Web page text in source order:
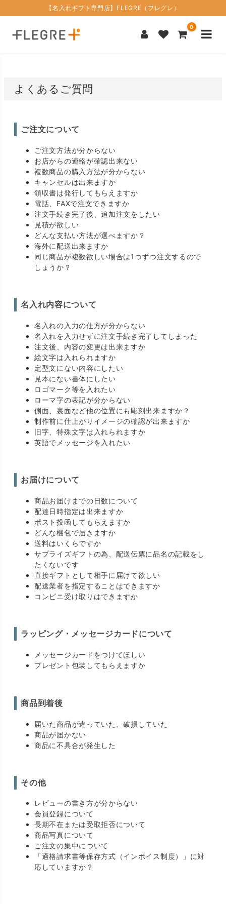
【名入れギフト専門店】FLEGRE（フレグレ）
0
よくあるご質問
ご注文について
ご注文方法が分からない
お店からの連絡が確認出来ない
複数商品の購入方法が分からない
キャンセルは出来ますか
領収書は発行してもらえますか
電話、FAXで注文できますか
注文手続き完了後、追加注文をしたい
見積が欲しい
どんな支払い方法が選べますか？
海外に配送出来ますか
同じ商品が複数欲しい場合は1つずつ注文するので
しょうか？
名入れ内容について
名入れの入力の仕方が分からない
名入れを入力せずに注文手続き完了してしまった
注文後、内容の変更は出来ますか
絵文字は入れられますか
定型文にない内容にしたい
見本にない書体にしたい
ロゴマーク等を入れたい
ローマ字の表記が分からない
側面、裏面など他の位置にも彫刻出来ますか？
制作前に仕上がりイメージの確認が出来ますか
旧字、特殊文字は入れられますか
英語でメッセージを入れたい
お届けについて
商品お届けまでの日数について
配達日時指定は出来ますか
ポスト投函してもらえますか
どんな梱包で届きますか
送料はいくらですか
サプライズギフトの為、配送伝票に品名の記載をし
たくないです
直接ギフトとして相手に届けて欲しい
配送業者を指定することはできますか
コンビニ受け取りはできますか
ラッピング・メッセージカードについて
メッセージカードをつけてほしい
プレゼント包装してもらえますか
商品到着後
届いた商品が違っていた、破損していた
商品が届かない
商品に不具合が発生した
その他
レビューの書き方が分からない
会員登録について
長期不在または受取拒否について
商品写真について
ご注文の集中について
「適格請求書等保存方式（インボイス制度）」に対
応していますか？